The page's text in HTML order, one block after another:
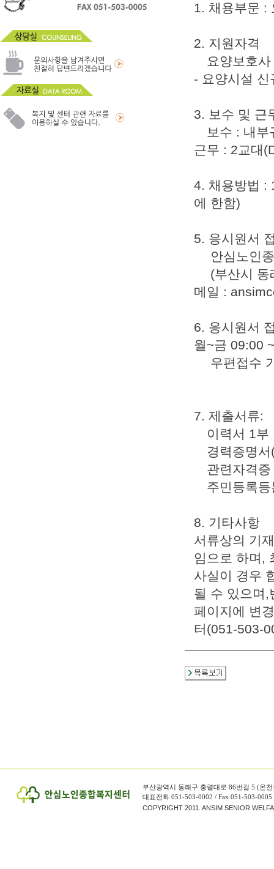
1. 채용부문 :
2. 지원자격
요양보호
- 요양시설
3. 보수 및 근
보수 : 내부
근무 : 2교대
4. 채용방법 :
에 한함)
5. 응시원서
안심노인종
(부산시 동
메일 :
6. 응시원서
월~금 09:00
우편접수
7. 제출서류:
이력서 1부
경력증명서
관련자격증
주민등록등
8. 기타사항
서류상의 기
임으로 하며,
사실이 경우
될 수 있으며,
페이지에 변
터(051-503-
부산광역시 동래구 충렬대로 86번길 5 (온천
대표전화 051-503-0002 / Fax 051-503-0005
COPYRIGHT 2011. ANSIM SENIOR